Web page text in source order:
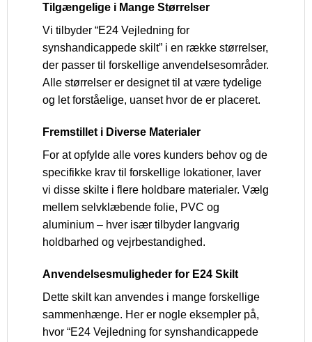
Tilgængelige i Mange Størrelser
Vi tilbyder “E24 Vejledning for
synshandicappede skilt” i en række størrelser,
der passer til forskellige anvendelsesområder.
Alle størrelser er designet til at være tydelige
og let forståelige, uanset hvor de er placeret.
Fremstillet i Diverse Materialer
For at opfylde alle vores kunders behov og de
specifikke krav til forskellige lokationer, laver
vi disse skilte i flere holdbare materialer. Vælg
mellem selvklæbende folie, PVC og
aluminium – hver især tilbyder langvarig
holdbarhed og vejrbestandighed.
Anvendelsesmuligheder for E24 Skilt
Dette skilt kan anvendes i mange forskellige
sammenhænge. Her er nogle eksempler på,
hvor “E24 Vejledning for synshandicappede